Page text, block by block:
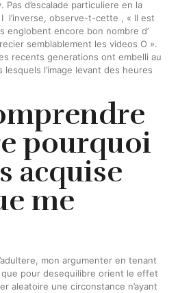
Pas d’escalade particuliere en la
l’inverse, observe-t-cette , « Il est
englobent encore bon nombre d’
semblablement les videos O ».
recents generations ont embelli au
lesquels l’image levant des heures
pourquoi
acquise
me
mon argumenter en tenant
pour desequilibre orient le effet
aleatoire une circonstance n’ayant